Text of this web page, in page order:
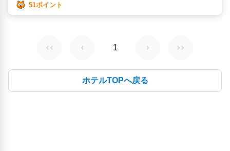
51ポイント
1
ホテルTOPへ戻る